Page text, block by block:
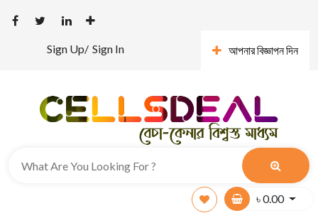
Sign Up/ Sign In আপনার বিজ্ঞাপন দিন
৳0.00